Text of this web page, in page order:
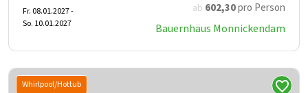
ab 602,30pro Person
Fr. 08.01.2027 -
So. 10.01.2027
Bauernhäus Monnickendam
Whirlpool/Hottub